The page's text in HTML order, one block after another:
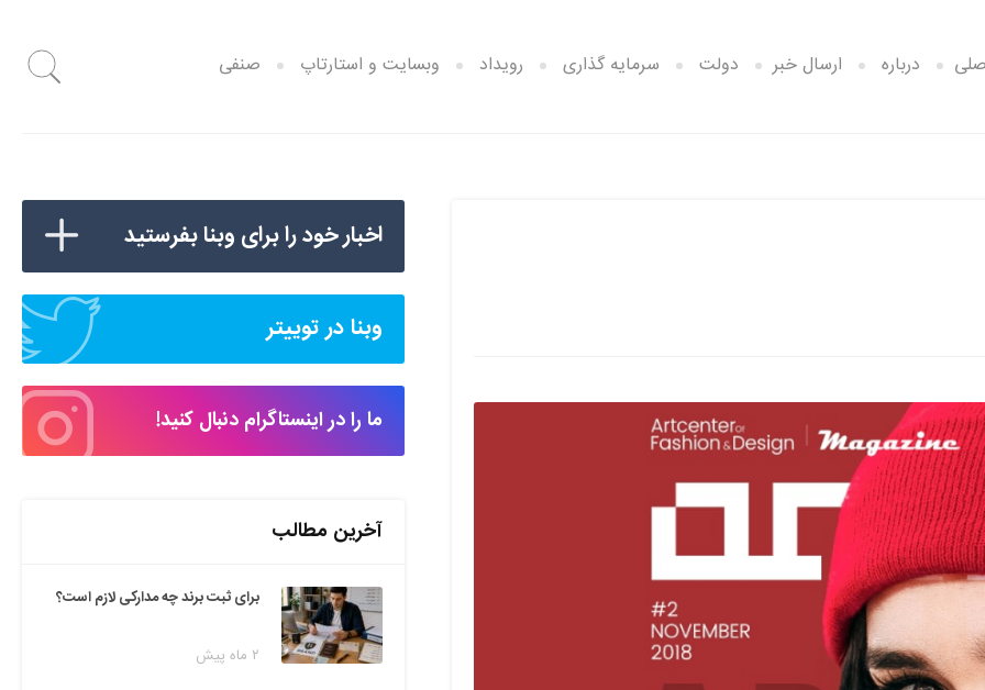
درباره ارسال خبر دولت سرمایه گذاری رویداد وبسایت و استارتاپ صنفی
اخبار خود را برای وبنا بفرستید
وبنا در توییتر
ما را در اینستاگرام دنبال کنید!
آخرین مطالب
برای ثبت برند چه مدارکی لازم است؟
۲ ماه پیش